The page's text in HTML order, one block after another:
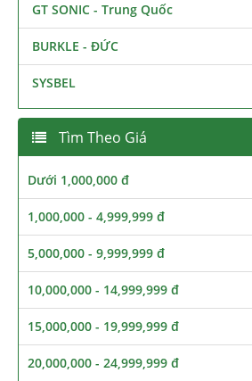
GT SONIC - Trung Quốc
BURKLE - ĐỨC
SYSBEL
Tìm Theo Giá
Dưới 1,000,000 đ
1,000,000 - 4,999,999 đ
5,000,000 - 9,999,999 đ
10,000,000 - 14,999,999 đ
15,000,000 - 19,999,999 đ
20,000,000 - 24,999,999 đ